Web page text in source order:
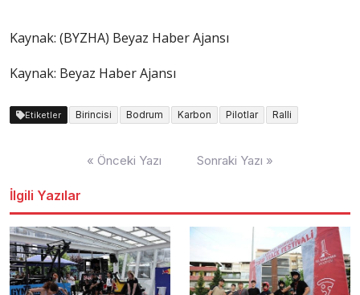
Kaynak: (BYZHA) Beyaz Haber Ajansı
Kaynak: Beyaz Haber Ajansı
Etiketler Birincisi Bodrum Karbon Pilotlar Ralli
« Önceki Yazı Sonraki Yazı »
İlgili Yazılar